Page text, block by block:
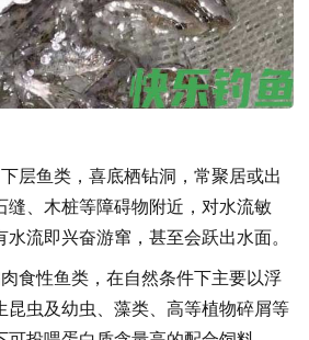
层鱼类，喜底栖钻洞，常聚居或出
缝、木桩等障碍物附近，对水流敏
流即兴奋游窜，甚至会跃出水面。
食性鱼类，在自然条件下主要以浮
昆虫及幼虫、藻类、高等植物碎屑等